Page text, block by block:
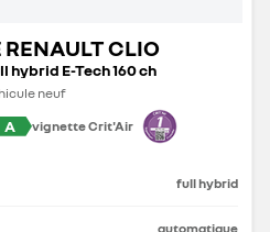
CLIO
hybrid E-Tech 160 ch
neuf
A vignette Crit'Air
full hybrid
automatique